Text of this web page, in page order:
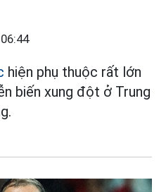
hiện phụ thuộc rất lớn
biến xung đột ở Trung